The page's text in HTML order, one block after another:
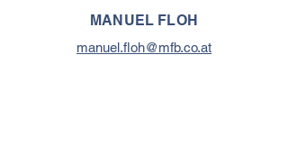
MANUEL FLOH
manuel.floh@mfb.co.at